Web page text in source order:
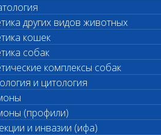
других видов животных
кошек
собак
комплексы собак
и цитология
(профили)
и инвазии (ифа)
срочных